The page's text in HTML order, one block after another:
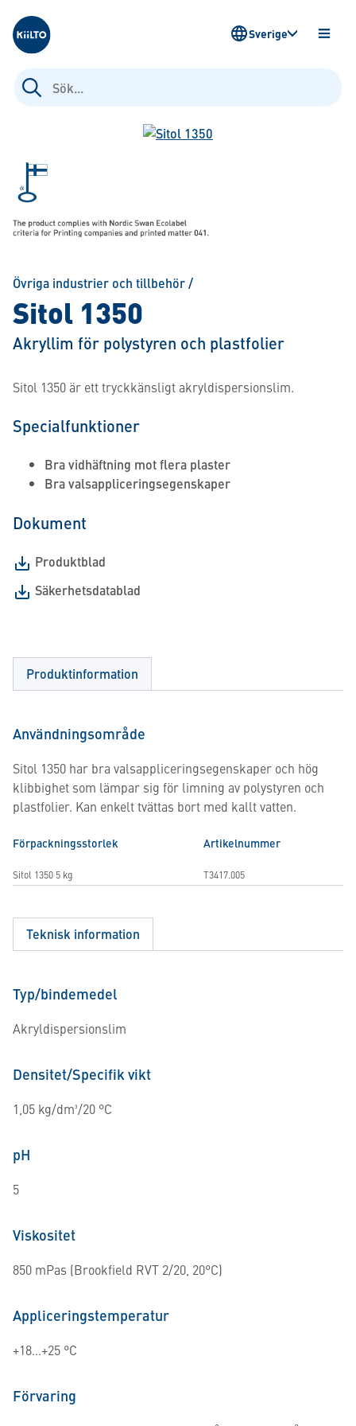
Kiilto Sweden
Sök
efter:
Sverige
Övriga industrier och tillbehör/
Sitol 1350
Akryllim för polystyren och plastfolier
Sitol 1350 är ett tryckkänsligt akryldispersionslim.
Specialfunktioner
Bra vidhäftning mot flera plaster
Bra valsappliceringsegenskaper
Dokument
Produktblad
Säkerhetsdatablad
Produktinformation
Användningsområde
Sitol 1350 har bra valsappliceringsegenskaper och hög
klibbighet som lämpar sig för limning av polystyren och
plastfolier. Kan enkelt tvättas bort med kallt vatten.
Förpackningsstorlek Artikelnummer
Sitol 1350 5 kg T3417.005
Teknisk information
Typ/bindemedel
Akryldispersionslim
Densitet/Specifik vikt
1,05 kg/dm³/20 °C
pH
5
Viskositet
850 mPas (Brookfield RVT 2/20, 20°C)
Appliceringstemperatur
+18…+25 °C
Förvaring